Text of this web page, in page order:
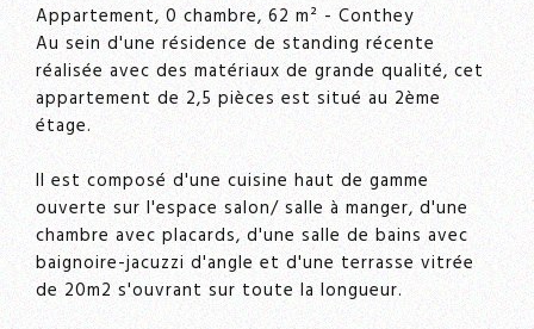
Appartement, 0 chambre, 62 m² - Conthey
Au sein d'une résidence de standing récente
réalisée avec des matériaux de grande qualité, cet
appartement de 2,5 pièces est situé au 2ème
étage.
Il est composé d'une cuisine haut de gamme
ouverte sur l'espace salon/ salle à manger, d'une
chambre avec placards, d'une salle de bains avec
baignoire-jacuzzi d'angle et d'une terrasse vitrée
de 20m2 s'ouvrant sur toute la longueur.